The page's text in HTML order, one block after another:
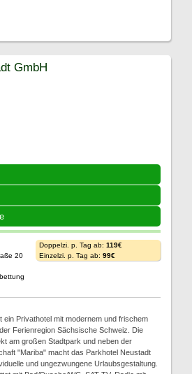
GmbH
20
Doppelzi. p. Tag ab: 119€
Einzelzi. p. Tag ab: 99€
ein Privathotel mit modernem und frischem
Ferienregion Sächsische Schweiz. Die
am großen Stadtpark und neben der
"Mariba" macht das Parkhotel Neustadt
und ungezwungene Urlaubsgestaltung.